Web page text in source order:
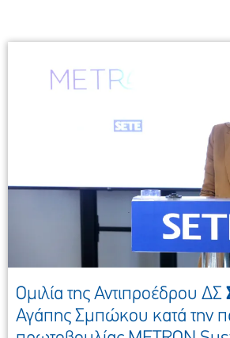
Ομιλία της Αντιπροέδρου ΔΣ
Αγάπης Σμπώκου κατά την